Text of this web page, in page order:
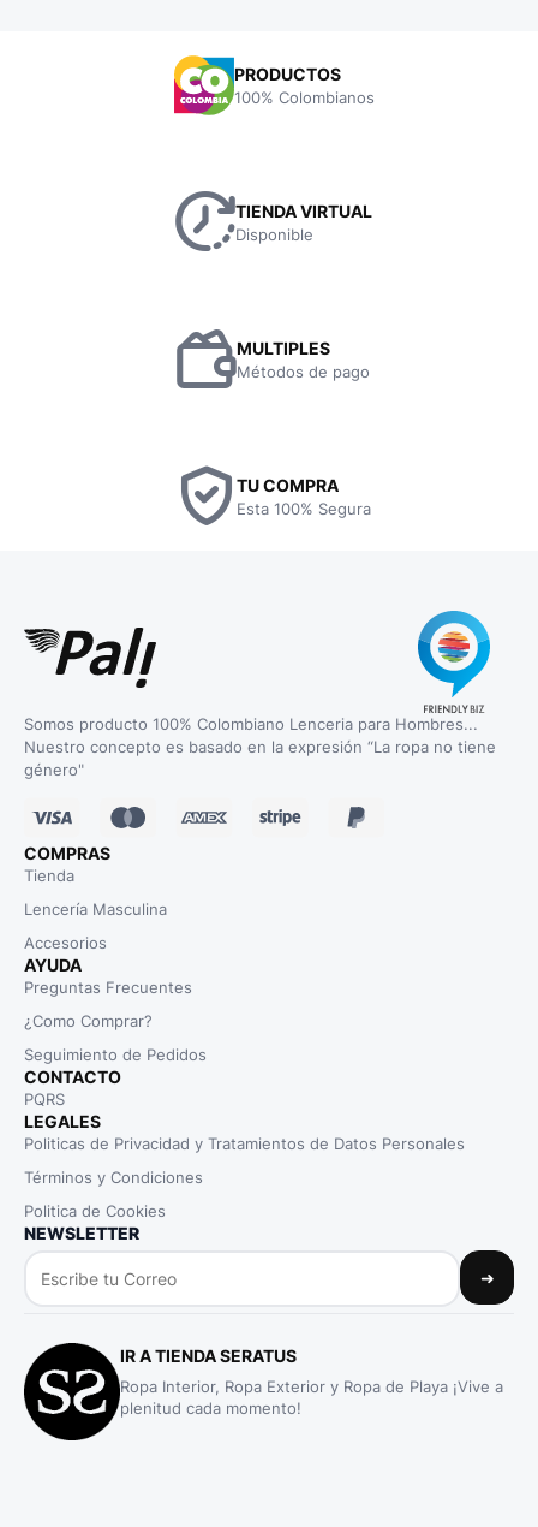
PRODUCTOS
100% Colombianos
TIENDA VIRTUAL
Disponible
MULTIPLES
Métodos de pago
TU COMPRA
Esta 100% Segura
Somos producto 100% Colombiano Lenceria para Hombres...
Nuestro concepto es basado en la expresión “La ropa no tiene
género"
COMPRAS
Tienda
Lencería Masculina
Accesorios
AYUDA
Preguntas Frecuentes
¿Como Comprar?
Seguimiento de Pedidos
CONTACTO
PQRS
LEGALES
Politicas de Privacidad y Tratamientos de Datos Personales
Términos y Condiciones
Politica de Cookies
NEWSLETTER
➜
IR A TIENDA SERATUS
Ropa Interior, Ropa Exterior y Ropa de Playa ¡Vive a
plenitud cada momento!